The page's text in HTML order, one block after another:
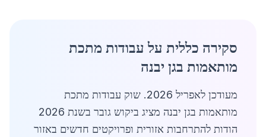
סקירה כללית על עבודות מתכת
מותאמות בגן יבנה
מעודכן לאפריל 2026. שוק עבודות מתכת
מותאמות בגן יבנה מציג ביקוש גובר בשנת 2026
הודות להתרחבות אזורית ופרויקטים חדשים באזור